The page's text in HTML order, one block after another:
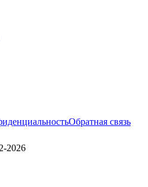
Обратная связь
2026